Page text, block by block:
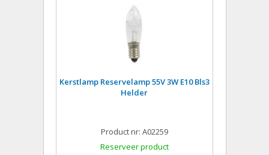
Kerstlamp Reservelamp 55V 3W E10 Bls3
Helder
Product nr: A02259
Reserveer product